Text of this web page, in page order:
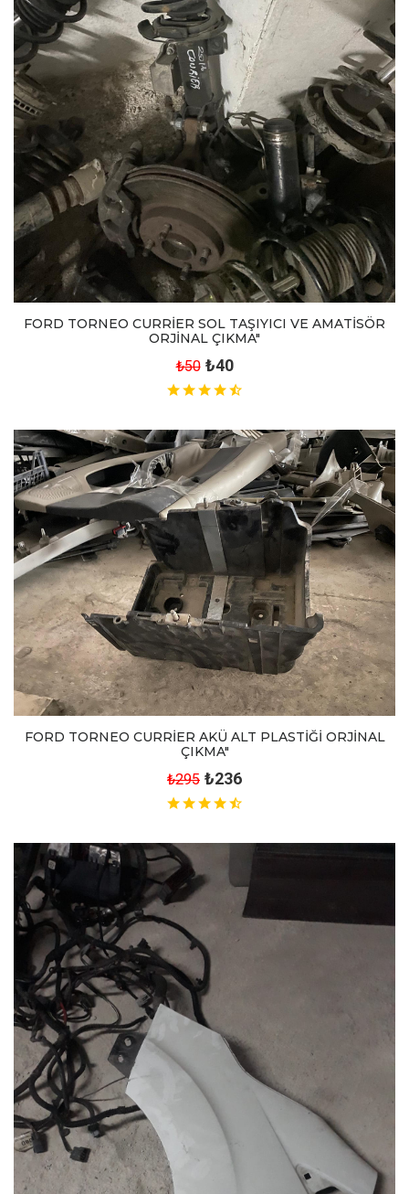
FORD TORNEO CURRİER SOL TAŞIYICI VE AMATİSÖR
ORJİNAL ÇIKMA"
₺50 ₺40
FORD TORNEO CURRİER AKÜ ALT PLASTİĞİ ORJİNAL
ÇIKMA"
₺295 ₺236